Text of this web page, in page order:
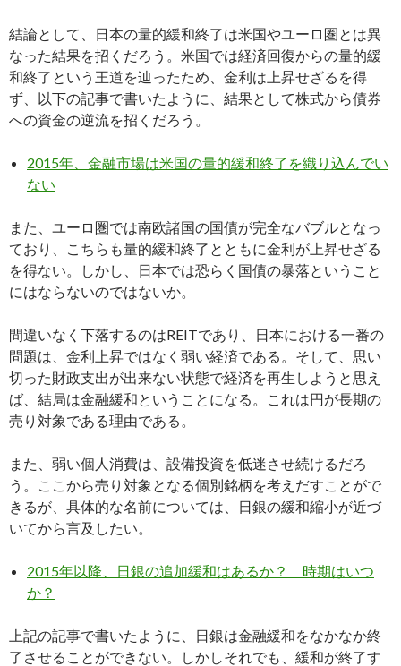
結論として、日本の量的緩和終了は米国やユーロ圏とは異
なった結果を招くだろう。米国では経済回復からの量的緩
和終了という王道を辿ったため、金利は上昇せざるを得
ず、以下の記事で書いたように、結果として株式から債券
への資金の逆流を招くだろう。
2015年、金融市場は米国の量的緩和終了を織り込んでい
ない
また、ユーロ圏では南欧諸国の国債が完全なバブルとなっ
ており、こちらも量的緩和終了とともに金利が上昇せざる
を得ない。しかし、日本では恐らく国債の暴落ということ
にはならないのではないか。
間違いなく下落するのはREITであり、日本における一番の
問題は、金利上昇ではなく弱い経済である。そして、思い
切った財政支出が出来ない状態で経済を再生しようと思え
ば、結局は金融緩和ということになる。これは円が長期の
売り対象である理由である。
また、弱い個人消費は、設備投資を低迷させ続けるだろ
う。ここから売り対象となる個別銘柄を考えだすことがで
きるが、具体的な名前については、日銀の緩和縮小が近づ
いてから言及したい。
2015年以降、日銀の追加緩和はあるか？ 時期はいつ
か？
上記の記事で書いたように、日銀は金融緩和をなかなか終
了させることができない。しかしそれでも、緩和が終了す